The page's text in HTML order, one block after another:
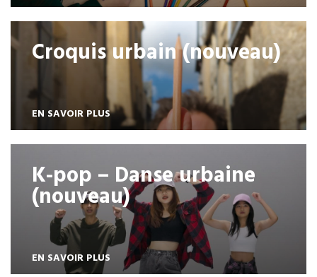
Croquis urbain (nouveau)
EN SAVOIR PLUS
K-pop – Danse urbaine
(nouveau)
EN SAVOIR PLUS